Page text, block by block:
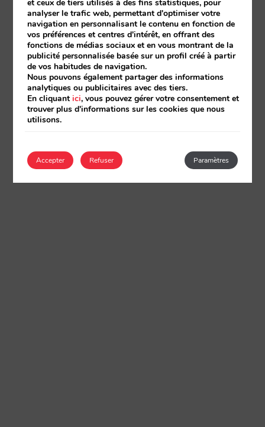
et ceux de tiers utilisés à des fins statistiques, pour
analyser le trafic web, permettant d'optimiser votre
navigation en personnalisant le contenu en fonction de
vos préférences et centres d'intérêt, en offrant des
fonctions de médias sociaux et en vous montrant de la
publicité personnalisée basée sur un profil créé à partir
de vos habitudes de navigation.
Nous pouvons également partager des informations
analytiques ou publicitaires avec des tiers.
En cliquantici, vous pouvez gérer votre consentement et
trouver plus d'informations sur les cookies que nous
utilisons.
Accepter Paramètres
Refuser